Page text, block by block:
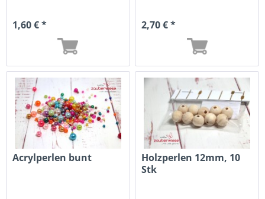
1,60 € * 2,70 € *
Acrylperlen bunt
Holzperlen 12mm, 10
Stk